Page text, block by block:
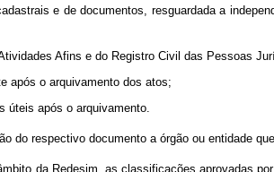
e de documentos, resguardada a
Afins e do Registro Civil das Pessoas
após o arquivamento dos atos;
úteis após o arquivamento.
do respectivo documento a órgão ou entidade